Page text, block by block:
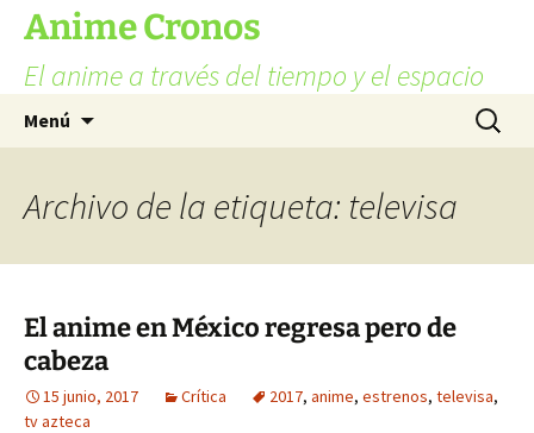
contenido
Anime Cronos
El anime a través del tiempo y el espacio
Menú Buscar:
Archivo de la etiqueta: televisa
El anime en México regresa pero de
cabeza
15 junio, 2017 Crítica 2017, anime, estrenos, televisa,
tv azteca